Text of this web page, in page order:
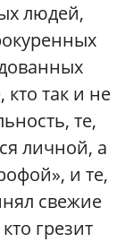
людей,
кто так и не
те,
личной, а
и те,
свежие
грезит